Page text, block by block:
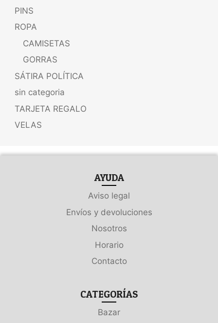
PINS
ROPA
CAMISETAS
GORRAS
SÁTIRA POLÍTICA
sin categoria
TARJETA REGALO
VELAS
AYUDA
Aviso legal
Envíos y devoluciones
Nosotros
Horario
Contacto
CATEGORÍAS
Bazar